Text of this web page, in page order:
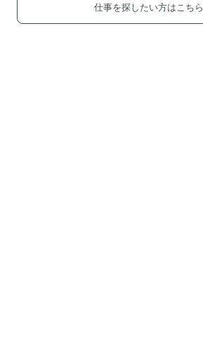
仕事を探したい方はこちら